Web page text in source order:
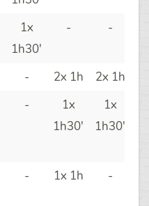
1x
1h30'
- -
- 2x 1h
2x 1h
-
1x
1h30'
1x
1h30'
- 1x 1h -